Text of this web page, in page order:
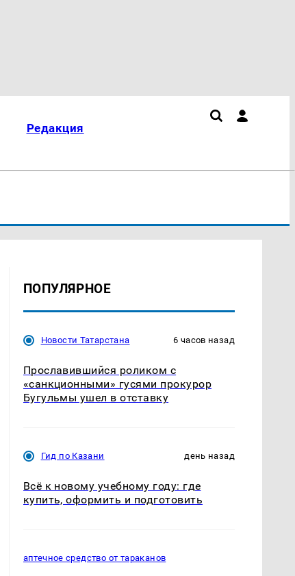
Редакция
ПОПУЛЯРНОЕ
Новости Татарстана 6 часов назад
Прославившийся роликом с
«санкционными» гусями прокурор
Бугульмы ушел в отставку
Гид по Казани день назад
Всё к новому учебному году: где
купить, оформить и подготовить
аптечное средство от тараканов